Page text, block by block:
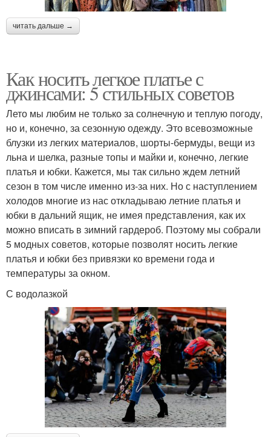
читать дальше →
Как носить легкое платье с
джинсами: 5 стильных советов
Лето мы любим не только за солнечную и теплую погоду,
но и, конечно, за сезонную одежду. Это всевозможные
блузки из легких материалов, шорты-бермуды, вещи из
льна и шелка, разные топы и майки и, конечно, легкие
платья и юбки. Кажется, мы так сильно ждем летний
сезон в том числе именно из-за них. Но с наступлением
холодов многие из нас откладываю летние платья и
юбки в дальний ящик, не имея представления, как их
можно вписать в зимний гардероб. Поэтому мы собрали
5 модных советов, которые позволят носить легкие
платья и юбки без привязки ко времени года и
температуры за окном.
С водолазкой